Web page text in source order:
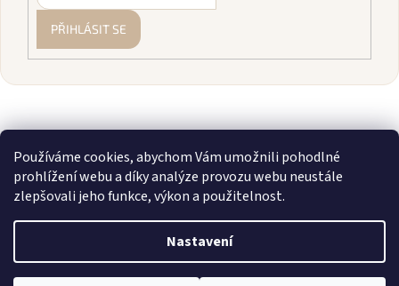
Používáme cookies, abychom Vám umožnili pohodlné
prohlížení webu a díky analýze provozu webu neustále
zlepšovali jeho funkce, výkon a použitelnost.
Nastavení
PŘIHLÁSIT SE
Vytvořil Shoptet
Copyright 2026zavodnice.cz. Všechna práva vyhrazena.Upravit